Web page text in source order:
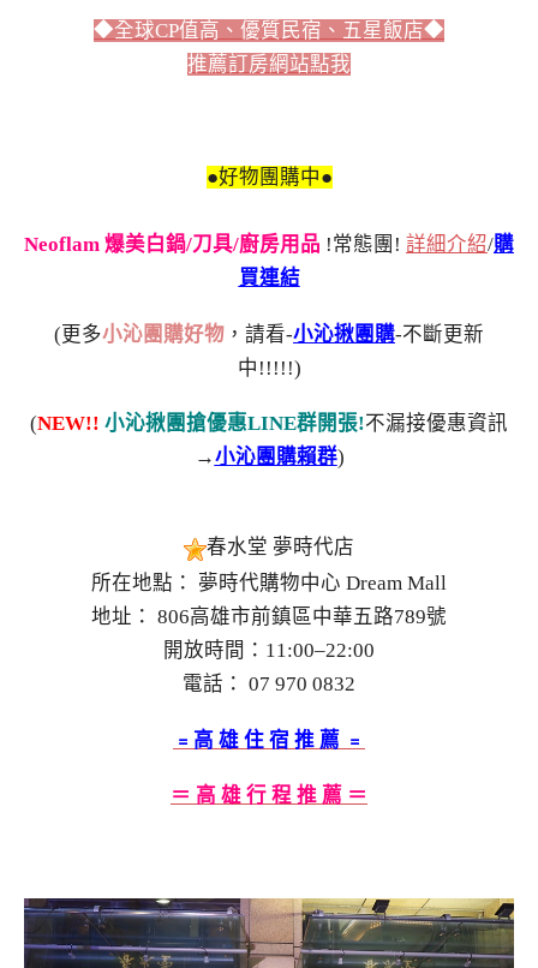
◆全球CP值高、優質民宿、五星飯店◆
推薦訂房網站點我
●好物團購中●
Neoflam 爆美白鍋/刀具/廚房用品 !常態團! 詳細介紹/購
買連結
(更多小沁團購好物 ，請看-小沁揪團購-不斷更新
中!!!!!)
(NEW!! 小沁揪團搶優惠LINE群開張!不漏接優惠資訊
→小沁團購賴群)
春水堂 夢時代店
所在地點： 夢時代購物中心 Dream Mall
地址： 806高雄市前鎮區中華五路789號
開放時間：11:00–22:00
電話： 07 970 0832
﹦高 雄 住 宿 推 薦 ﹦
＝ 高 雄 行 程 推 薦 ＝